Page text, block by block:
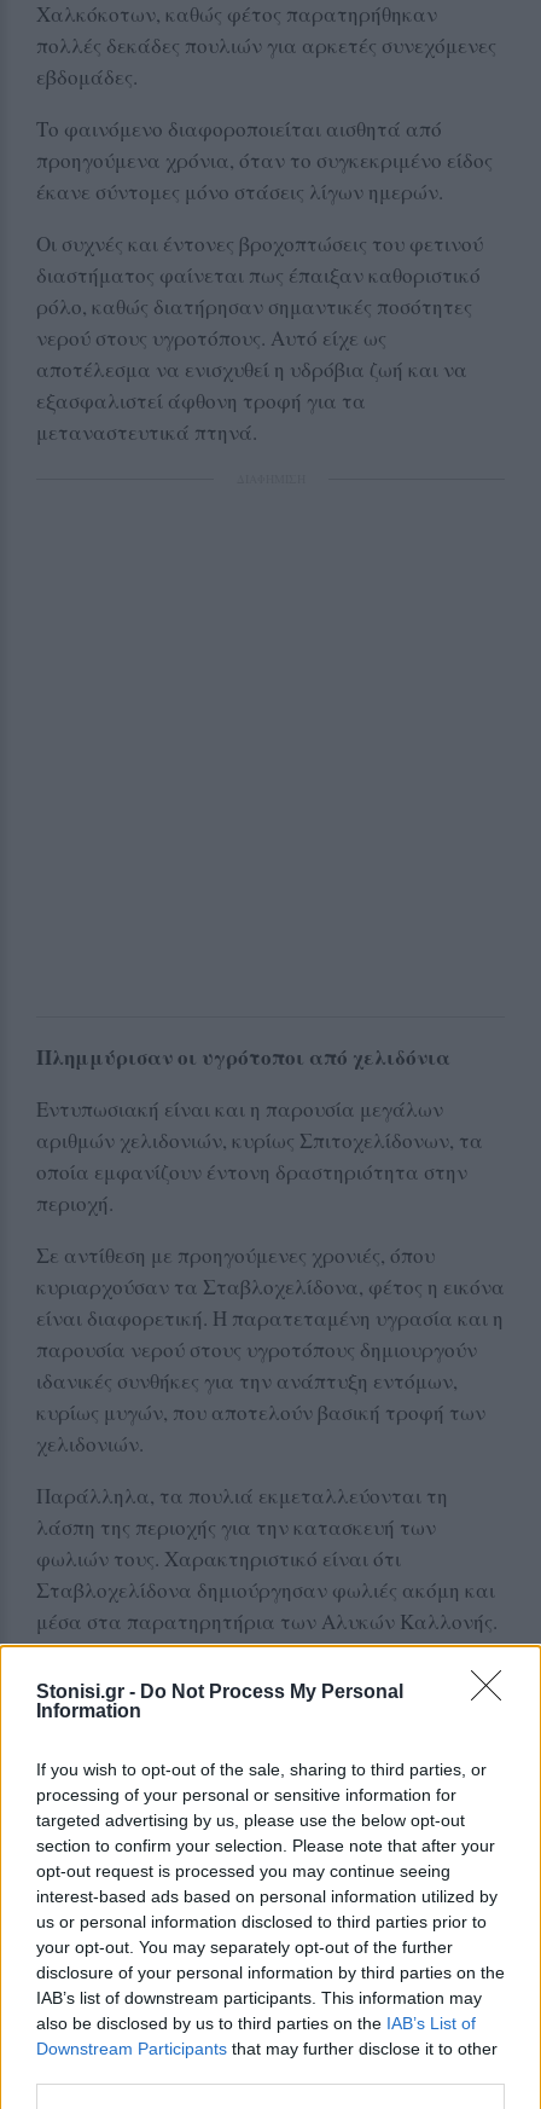
Stonisi.gr - Do Not Process My Personal
Information
If you wish to opt-out of the sale, sharing to third parties, or
processing of your personal or sensitive information for
targeted advertising by us, please use the below opt-out
section to confirm your selection. Please note that after your
opt-out request is processed you may continue seeing
interest-based ads based on personal information utilized by
us or personal information disclosed to third parties prior to
your opt-out. You may separately opt-out of the further
disclosure of your personal information by third parties on the
IAB’s list of downstream participants. This information may
also be disclosed by us to third parties on the IAB’s List of
Downstream Participants that may further disclose it to other
Χαλκόκοτων, καθώς φέτος παρατηρήθηκαν
πολλές δεκάδες πουλιών για αρκετές συνεχόμενες
εβδομάδες.
Το φαινόμενο διαφοροποιείται αισθητά από
προηγούμενα χρόνια, όταν το συγκεκριμένο είδος
έκανε σύντομες μόνο στάσεις λίγων ημερών.
Οι συχνές και έντονες βροχοπτώσεις του φετινού
διαστήματος φαίνεται πως έπαιξαν καθοριστικό
ρόλο, καθώς διατήρησαν σημαντικές ποσότητες
νερού στους υγροτόπους. Αυτό είχε ως
αποτέλεσμα να ενισχυθεί η υδρόβια ζωή και να
εξασφαλιστεί άφθονη τροφή για τα
μεταναστευτικά πτηνά.
Πλημμύρισαν οι υγρότοποι από χελιδόνια
Εντυπωσιακή είναι και η παρουσία μεγάλων
αριθμών χελιδονιών, κυρίως Σπιτοχελίδονων, τα
οποία εμφανίζουν έντονη δραστηριότητα στην
περιοχή.
Σε αντίθεση με προηγούμενες χρονιές, όπου
κυριαρχούσαν τα Σταβλοχελίδονα, φέτος η εικόνα
είναι διαφορετική. Η παρατεταμένη υγρασία και η
παρουσία νερού στους υγροτόπους δημιουργούν
ιδανικές συνθήκες για την ανάπτυξη εντόμων,
κυρίως μυγών, που αποτελούν βασική τροφή των
χελιδονιών.
Παράλληλα, τα πουλιά εκμεταλλεύονται τη
λάσπη της περιοχής για την κατασκευή των
φωλιών τους. Χαρακτηριστικό είναι ότι
Σταβλοχελίδονα δημιούργησαν φωλιές ακόμη και
μέσα στα παρατηρητήρια των Αλυκών Καλλονής.
αναφοράς
Ξεχωριστό ενδιαφέρον παρουσιάζει και ο
πλημμυρισμένος αγρός κοντά στην είσοδο των
Αλυκών Καλλονής, ο οποίος εδώ και εβδομάδες
συγκεντρώνει μεγαλύτερη ορνιθοποικιλότητα
ακόμη και από το κυρίως σώμα των Αλυκών.
Στην περιοχή έχουν καταγραφεί κατά
διαστήματα περισσότεροι από 10 Μαυροπελαργοί,
πάνω από 100 Χαλκόκοτες, αλλά και όλα τα είδη
ερωδιών που συναντώνται στον συγκεκριμένο
υγρότοπο, πολλές φορές σε διψήφιους αριθμούς.